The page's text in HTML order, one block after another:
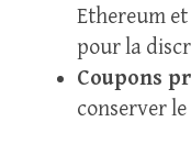
Ethereum
pour la
Coupons
conserver